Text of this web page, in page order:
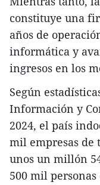
constituye una
años de
informática y
ingresos en los
Según
Información y
2024, el país
mil empresas de
unos un millón
500 mil